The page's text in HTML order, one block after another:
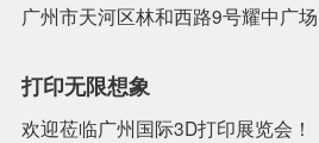
广州市天河区林和西路9号耀中广
打印无限想象
欢迎莅临广州国际3D打印展览会！